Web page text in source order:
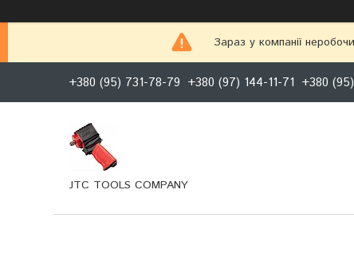
Зараз у компанії
+380 (95) 731-78-79 +380 (97) 144-11-71 +380
JTC TOOLS COMPANY